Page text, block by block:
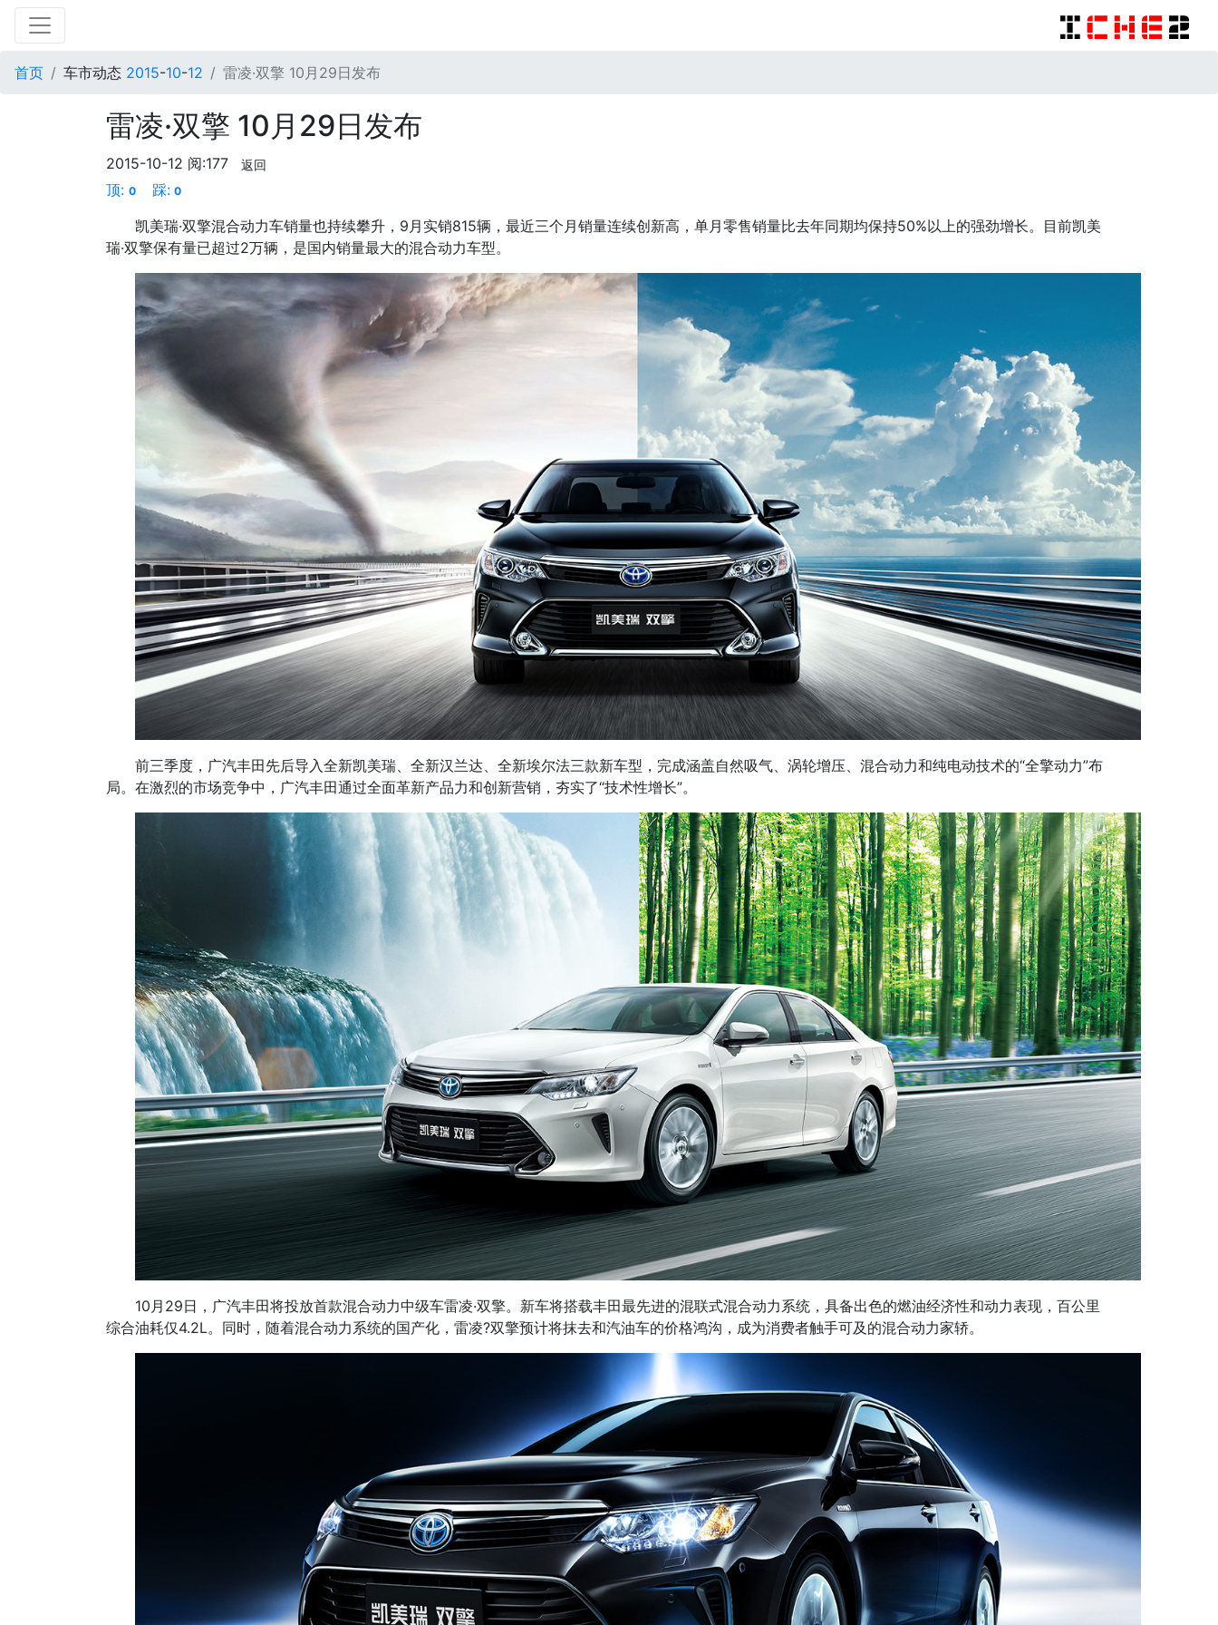
首页 车市动态 2015-10-12 雷凌·双擎 10月29日发布
雷凌·双擎 10月29日发布
2015-10-12 阅:177 返回
顶: 0 踩: 0
凯美瑞·双擎混合动力车销量也持续攀升，9月实销815辆，最近三个月销量连续创新高，单月零售销量比去年同期均保持50%以上的强劲增长。目前凯美
瑞·双擎保有量已超过2万辆，是国内销量最大的混合动力车型。
前三季度，广汽丰田先后导入全新凯美瑞、全新汉兰达、全新埃尔法三款新车型，完成涵盖自然吸气、涡轮增压、混合动力和纯电动技术的“全擎动力”布
局。在激烈的市场竞争中，广汽丰田通过全面革新产品力和创新营销，夯实了“技术性增长”。
10月29日，广汽丰田将投放首款混合动力中级车雷凌·双擎。新车将搭载丰田最先进的混联式混合动力系统，具备出色的燃油经济性和动力表现，百公里
综合油耗仅4.2L。同时，随着混合动力系统的国产化，雷凌?双擎预计将抹去和汽油车的价格鸿沟，成为消费者触手可及的混合动力家轿。